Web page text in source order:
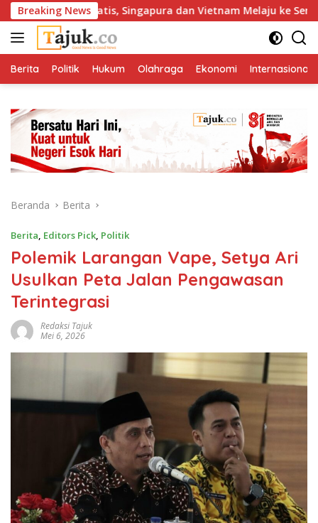
Langsung
ke
konten
Breaking News
Dramatis, Singapura dan Vietnam Melaju ke Semifinal AFF
Berita Politik Hukum Olahraga Ekonomi Internasional
Beranda Berita
Berita, Editors Pick, Politik
Polemik Larangan Vape, Setya Ari
Usulkan Peta Jalan Pengawasan
Terintegrasi
Redaksi Tajuk
Mei 6, 2026